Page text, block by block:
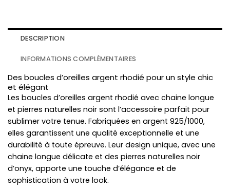
DESCRIPTION
INFORMATIONS COMPLÉMENTAIRES
Des boucles d’oreilles argent rhodié pour un style chic
et élégant
Les boucles d’oreilles argent rhodié avec chaine longue
et pierres naturelles noir sont l’accessoire parfait pour
sublimer votre tenue. Fabriquées en argent 925/1000,
elles garantissent une qualité exceptionnelle et une
durabilité à toute épreuve. Leur design unique, avec une
chaine longue délicate et des pierres naturelles noir
d’onyx, apporte une touche d’élégance et de
sophistication à votre look.